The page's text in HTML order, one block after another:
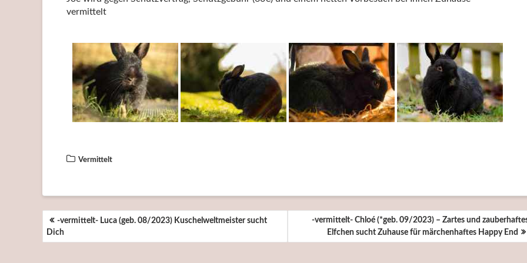
vermittelt
Vermittelt
BEITRAGSNAVIGATION
-vermittelt- Luca (geb. 08/2023) Kuschelweltmeister sucht
Dich
-vermittelt- Chloé (*geb. 09/2023) – Zartes und
Elfchen sucht Zuhause für märchenhaftes Happy End